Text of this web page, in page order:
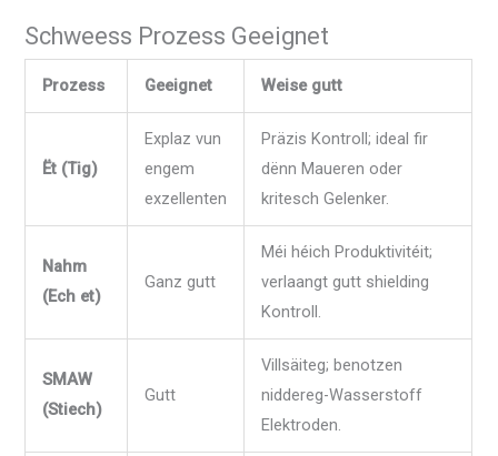
Schweess Prozess Geeignet
Prozess Geeignet Weise gutt
Ët (Tig)
Explaz vun
engem
exzellenten
Präzis Kontroll; ideal fir
dënn Maueren oder
kritesch Gelenker.
Nahm
(Ech et)
Ganz gutt
Méi héich Produktivitéit;
verlaangt gutt shielding
Kontroll.
SMAW
(Stiech)
Gutt
Villsäiteg; benotzen
niddereg-Wasserstoff
Elektroden.